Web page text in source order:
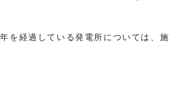
を経過している発電所については、施